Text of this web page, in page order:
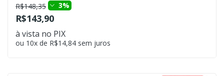
R$148,35 3%
R$143,90
à vista no PIX
ou 10x de R$14,84 sem juros